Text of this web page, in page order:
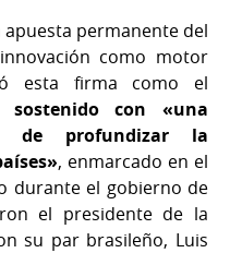
permanente del
como motor
esta firma como el
sostenido con «una
de profundizar la
, enmarcado en el
durante el gobierno de
el presidente de la
su par brasileño, Luis